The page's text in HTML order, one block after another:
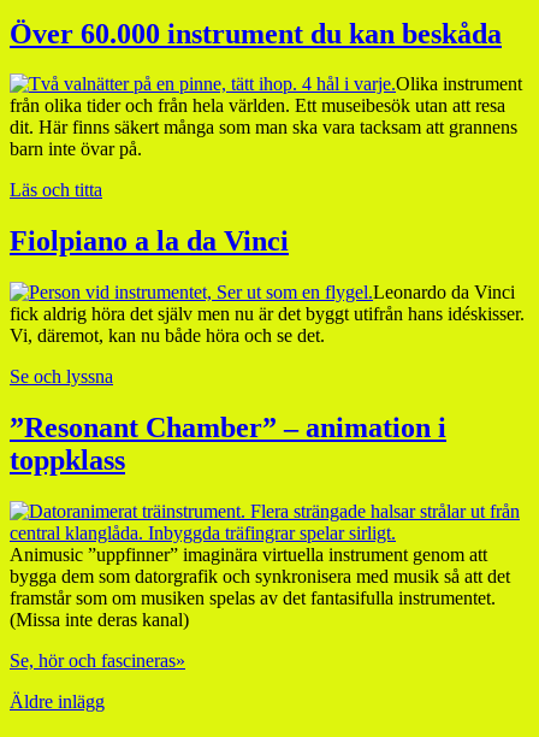
Över 60.000 instrument du kan beskåda
Olika instrument
från olika tider och från hela världen. Ett museibesök utan att resa
dit. Här finns säkert många som man ska vara tacksam att grannens
barn inte övar på.
Läs och titta
Fiolpiano a la da Vinci
Leonardo da Vinci
fick aldrig höra det själv men nu är det byggt utifrån hans idéskisser.
Vi, däremot, kan nu både höra och se det.
Se och lyssna
”Resonant Chamber” – animation i
toppklass
Animusic ”uppfinner” imaginära virtuella instrument genom att
bygga dem som datorgrafik och synkronisera med musik så att det
framstår som om musiken spelas av det fantasifulla instrumentet.
(Missa inte deras kanal)
Se, hör och fascineras»
Äldre inlägg